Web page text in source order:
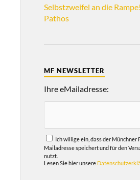
Selbstzweifel an die
Pathos
MF NEWSLETTER
Ihre eMailadresse:
Ich willige ein, dass der Münchner
Mailadresse speichert und für den
nutzt.
Lesen Sie hier unsere